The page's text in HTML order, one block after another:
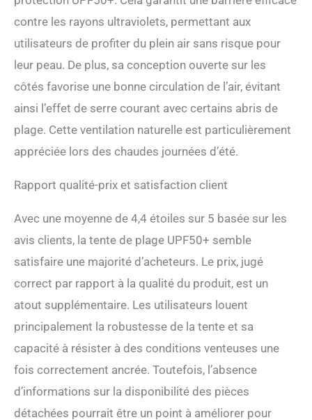
d'équipement
supplémentaire Installation
facile : en quelques minutes,
étalez-le, remplissez les
sacs de sable, assemblez et
dressez les poteaux, fixez le
tissu sur la balle EVA avec
des cordons élastiques, et
tirez fermement, vous
obtiendrez une grande
tente pare-soleil. Son design
simple le rendent facile à
environnements extérieurs
Polyvalent et portable : pour
les voyages en famille à la
plage, les fêtes de fin de
semaine ou les pique-niques
en camping. Cette tente
portable pour la plage peut
préféré lorsque vous allez à
la plage, au camping, au
pique-nique, de la pêche,
d'un barbecue dans le jardin
contre les rayons ultraviolets, permettant aux
utilisateurs de profiter du plein air sans risque pour
leur peau. De plus, sa conception ouverte sur les
côtés favorise une bonne circulation de l’air, évitant
ainsi l’effet de serre courant avec certains abris de
plage. Cette ventilation naturelle est particulièrement
appréciée lors des chaudes journées d’été.
Rapport qualité-prix et satisfaction client
Avec une moyenne de 4,4 étoiles sur 5 basée sur les
avis clients, la tente de plage UPF50+ semble
satisfaire une majorité d’acheteurs. Le prix, jugé
correct par rapport à la qualité du produit, est un
atout supplémentaire. Les utilisateurs louent
principalement la robustesse de la tente et sa
capacité à résister à des conditions venteuses une
fois correctement ancrée. Toutefois, l’absence
d’informations sur la disponibilité des pièces
détachées pourrait être un point à améliorer pour